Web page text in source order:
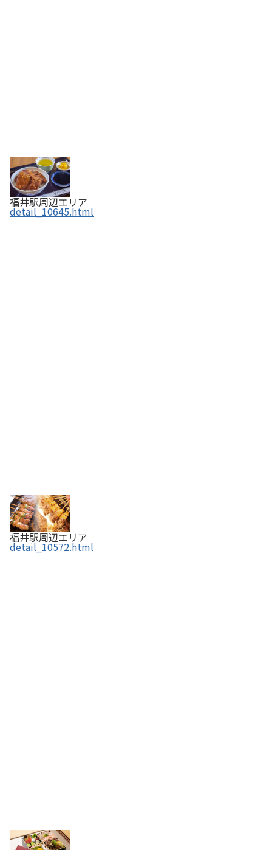
福井駅周辺エリア
detail_10645.html
福井駅周辺エリア
detail_10572.html